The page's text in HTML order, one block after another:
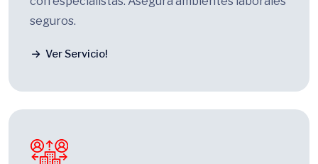
seguros.
Ver Servicio!